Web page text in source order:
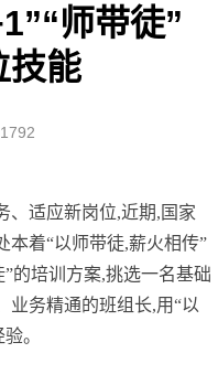
师带徒”
技能
、适应新岗位,近期,国家
本着“以师带徒,薪火相传”
的培训方案,挑选一名基础
业务精通的班组长,用“以
。